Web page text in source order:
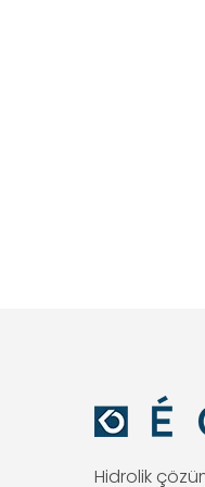
Hidrolik